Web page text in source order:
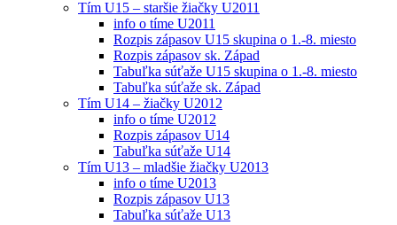
Tím U15 – staršie žiačky U2011
info o tíme U2011
Rozpis zápasov U15 skupina o 1.-8. miesto
Rozpis zápasov sk. Západ
Tabuľka súťaže U15 skupina o 1.-8. miesto
Tabuľka súťaže sk. Západ
Tím U14 – žiačky U2012
info o tíme U2012
Rozpis zápasov U14
Tabuľka súťaže U14
Tím U13 – mladšie žiačky U2013
info o tíme U2013
Rozpis zápasov U13
Tabuľka súťaže U13